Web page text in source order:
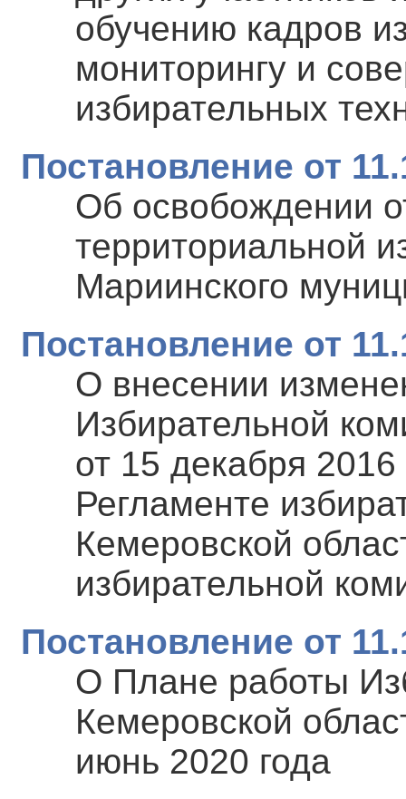
обучению кадров
мониторингу и
избирательных
Постановление от
Об освобождении
территориальной
Мариинского
Постановление от
О внесении
Избирательной
от 15 декабря
Регламенте
Кемеровской
избирательной
Постановление от
О Плане работы
Кемеровской
июнь 2020 года